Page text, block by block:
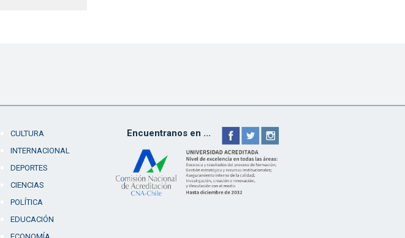
CULTURA
INTERNACIONAL
DEPORTES
CIENCIAS
POLÍTICA
EDUCACIÓN
Encuentranos en ...